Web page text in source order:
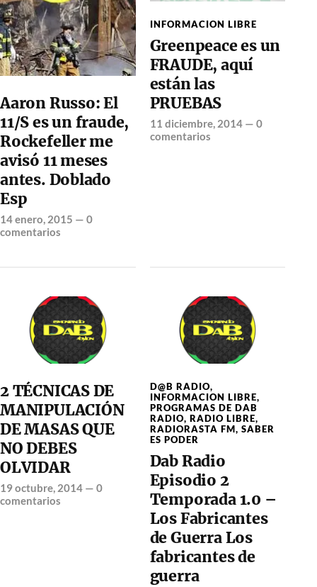
Aaron Russo: El
11/S es un fraude,
Rockefeller me
avisó 11 meses
antes. Doblado
Esp
14 enero, 2015 — 0
comentarios
INFORMACION LIBRE
Greenpeace es un
FRAUDE, aquí
están las
PRUEBAS
11 diciembre, 2014— 0
comentarios
2 TÉCNICAS DE
MANIPULACIÓN
DE MASAS QUE
NO DEBES
OLVIDAR
19 octubre, 2014 — 0
comentarios
D@B RADIO,
INFORMACION LIBRE,
PROGRAMAS DE DAB
RADIO, RADIO LIBRE,
RADIORASTA FM, SABER
ES PODER
Dab Radio
Episodio 2
Temporada 1.0 –
Los Fabricantes
de Guerra Los
fabricantes de
guerra